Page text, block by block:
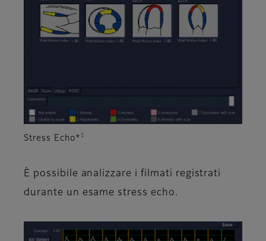
Stress Echo* 1
È possibile analizzare i filmati registrati
durante un esame stress echo.